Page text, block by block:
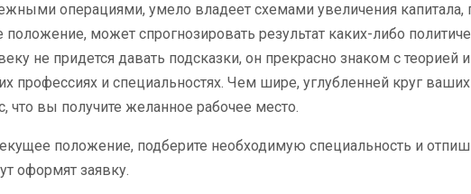
операциями, умело владеет схемами увеличения капитала,
может спрогнозировать результат каких-либо
не придется давать подсказки, он прекрасно знаком с теорией
профессиях и специальностях. Чем шире, углубленней круг
вы получите желанное рабочее место.
положение, подберите необходимую специальность и
оформят заявку.